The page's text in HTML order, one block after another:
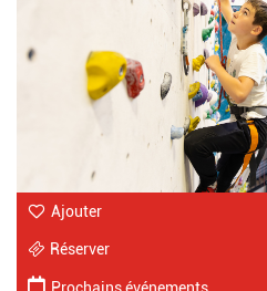
Ajouter
Réserver